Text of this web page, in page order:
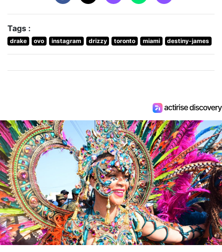
Tags :
drake ovo instagram drizzy toronto miami destiny-james